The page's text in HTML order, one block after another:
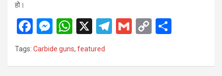
हो।
F
a
M
es
se
W
h
at
X
T
G
C
Tags: Carbide guns, featured